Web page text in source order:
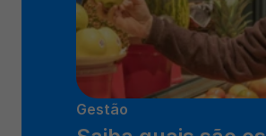
Gestão